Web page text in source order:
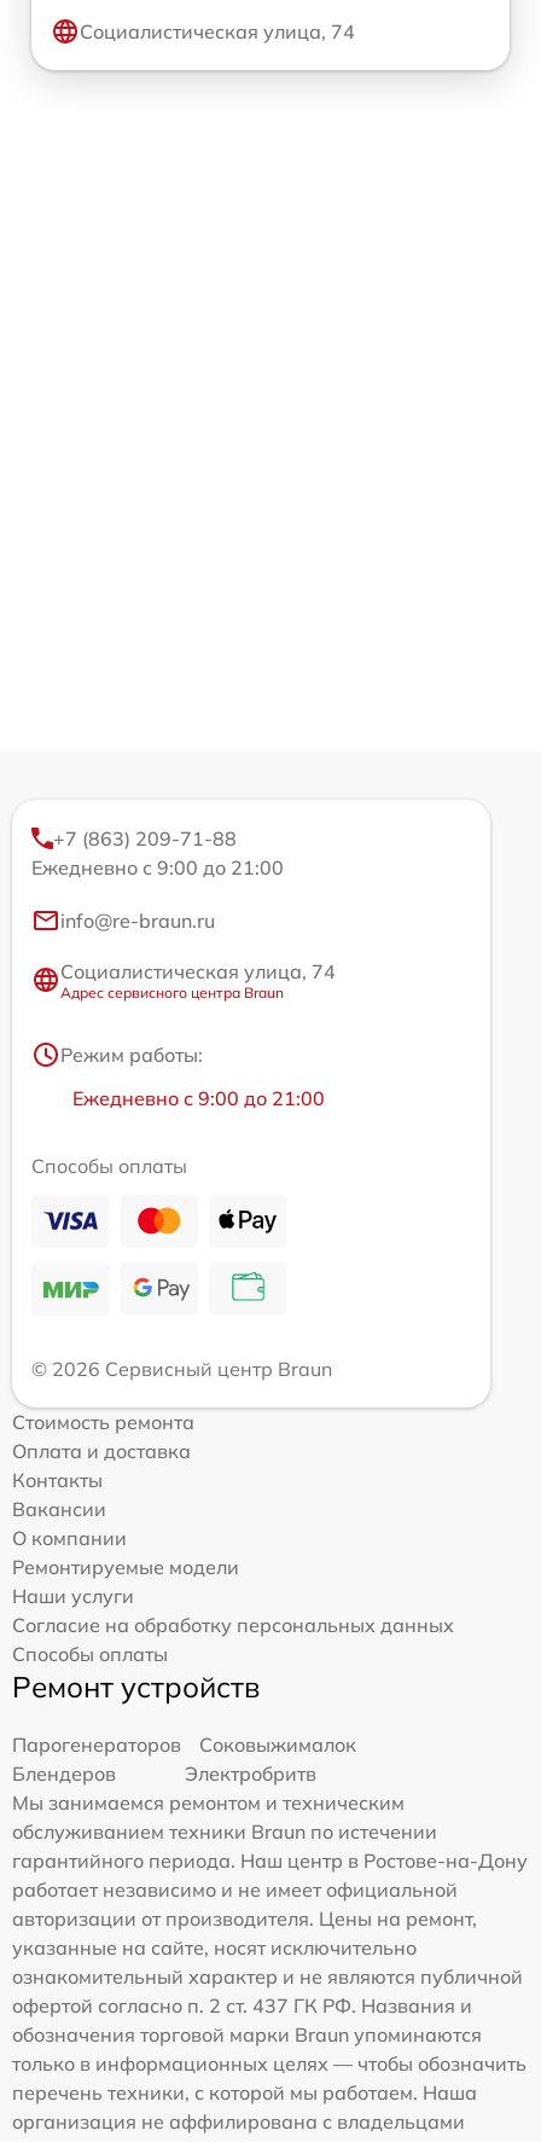
Социалистическая улица, 74
+7 (863) 209-71-88
Ежедневно с 9:00 до 21:00
info@re-braun.ru
Социалистическая улица, 74
Адрес сервисного центра Braun
Режим работы:
Ежедневно с 9:00 до 21:00
Способы оплаты
© 2026 Сервисный центр Braun
Стоимость ремонта
Оплата и доставка
Контакты
Вакансии
О компании
Ремонтируемые модели
Наши услуги
Согласие на обработку персональных данных
Способы оплаты
Ремонт устройств
Парогенераторов
Соковыжималок
Блендеров
Электробритв
Мы занимаемся ремонтом и техническим
обслуживанием техники Braun по истечении
гарантийного периода. Наш центр в Ростове-на-Дону
работает независимо и не имеет официальной
авторизации от производителя. Цены на ремонт,
указанные на сайте, носят исключительно
ознакомительный характер и не являются публичной
офертой согласно п. 2 ст. 437 ГК РФ. Названия и
обозначения торговой марки Braun упоминаются
только в информационных целях — чтобы обозначить
перечень техники, с которой мы работаем. Наша
организация не аффилирована с владельцами